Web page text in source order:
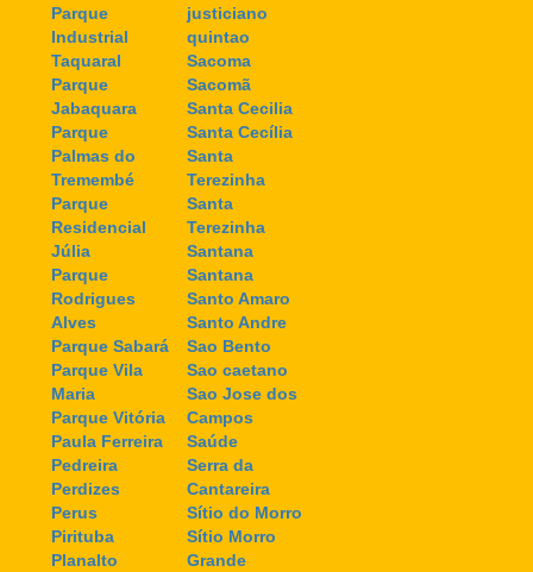
Parque
Industrial
Taquaral
Parque
Jabaquara
Parque
Palmas do
Tremembé
Parque
Residencial
Júlia
Parque
Rodrigues
Alves
Parque Sabará
Parque Vila
Maria
Parque Vitória
Paula Ferreira
Pedreira
Perdizes
Perus
Pirituba
Planalto
justiciano
quintao
Sacoma
Sacomã
Santa Cecilia
Santa Cecília
Santa
Terezinha
Santa
Terezinha
Santana
Santana
Santo Amaro
Santo Andre
Sao Bento
Sao caetano
Sao Jose dos
Campos
Saúde
Serra da
Cantareira
Sítio do Morro
Sítio Morro
Grande